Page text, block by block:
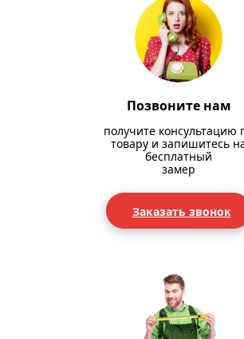
Позвоните нам
получите консультацию
товару и запишитесь
бесплатный
замер
Заказать звонок